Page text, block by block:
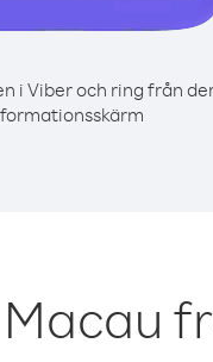
i Viber och ring från